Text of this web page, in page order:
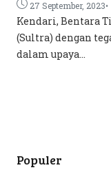
27 September, 2023•
Kendari, Bentara
(Sultra) dengan
dalam upaya...
Populer